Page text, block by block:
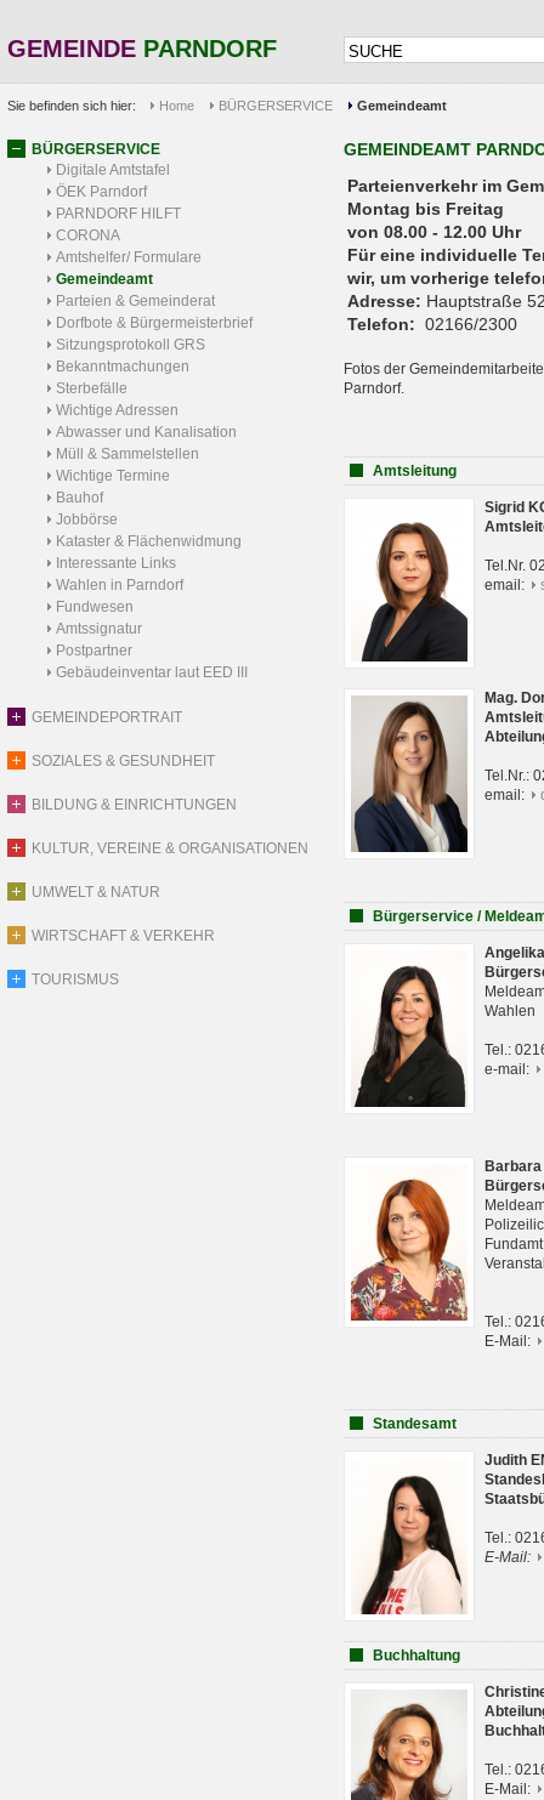
GEMEINDE PARNDORF
Sie befinden sich hier: Home BÜRGERSERVICE Gemeindeamt
BÜRGERSERVICE
Digitale Amtstafel
ÖEK Parndorf
PARNDORF HILFT
CORONA
Amtshelfer/ Formulare
Gemeindeamt
Parteien & Gemeinderat
Dorfbote & Bürgermeisterbrief
Sitzungsprotokoll GRS
Bekanntmachungen
Sterbefälle
Wichtige Adressen
Abwasser und Kanalisation
Müll & Sammelstellen
Wichtige Termine
Bauhof
Jobbörse
Kataster & Flächenwidmung
Interessante Links
Wahlen in Parndorf
Fundwesen
Amtssignatur
Postpartner
Gebäudeinventar laut EED III
GEMEINDEPORTRAIT
SOZIALES & GESUNDHEIT
BILDUNG & EINRICHTUNGEN
KULTUR, VEREINE & ORGANISATIONEN
UMWELT & NATUR
WIRTSCHAFT & VERKEHR
TOURISMUS
GEMEINDEAMT
Parteienverkehr
Montag bis Freitag
von 08.00 - 12.00 Uhr
Für eine individuelle
wir, um vorherige
Adresse: Hauptstraße
Telefon: 02166/2300
Fotos der
Parndorf.
Amtsleitung
Sigrid
Tel.Nr.
email:
Mag.
Tel.Nr.:
email:
Bürgerservice /
Wahlen
Tel.:
e-mail:
Tel.:
E-Mail:
Standesamt
Judith
Tel.:
E-Mail:
Buchhaltung
Tel.:
E-Mail: